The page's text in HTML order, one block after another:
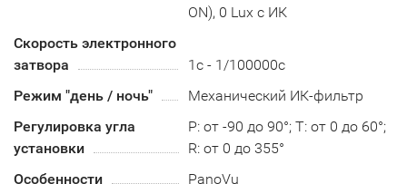
ON), 0 Lux с ИК
Скорость электронного
затвора
1c - 1/100000с
Режим "день / ночь"
Механический ИК-фильтр
Регулировка угла
установки
P: от -90 до 90°; T: от 0 до 60°;
R: от 0 до 355°
Особенности
PanoVu